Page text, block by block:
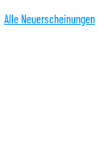
Alle Neuerscheinungen